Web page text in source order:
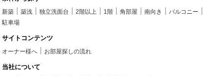
新築 築浅 独立洗面台 2階以上 1階 角部屋 南向き
バルコニー
駐車場
サイトコンテンツ
オーナー様へ お部屋探しの流れ
当社について